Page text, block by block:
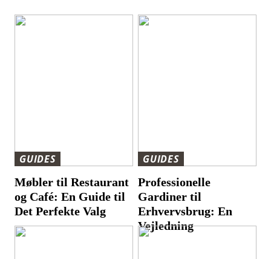
GUIDES
Møbler til Restaurant
og Café: En Guide til
Det Perfekte Valg
GUIDES
Professionelle
Gardiner til
Erhvervsbrug: En
Vejledning